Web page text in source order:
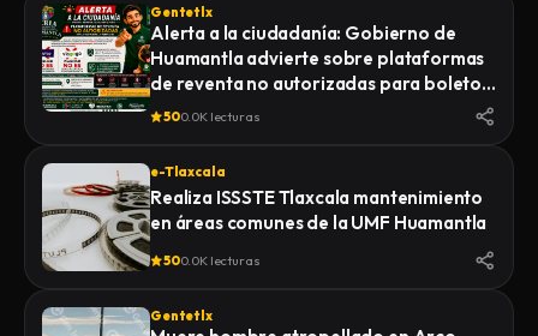
Gentetlx
Alerta a la ciudadanía: Gobierno de
Huamantla advierte sobre plataformas
de reventa no autorizadas para boletos
de la Feria 2026
500.0K lecturas
e-Tlaxcala
Realiza ISSSTE Tlaxcala mantenimiento
en áreas comunes de la UMF Huamantla
500.0K lecturas
Gentetlx